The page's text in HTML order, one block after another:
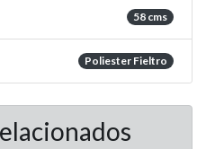
58 cms
Poliester Fieltro